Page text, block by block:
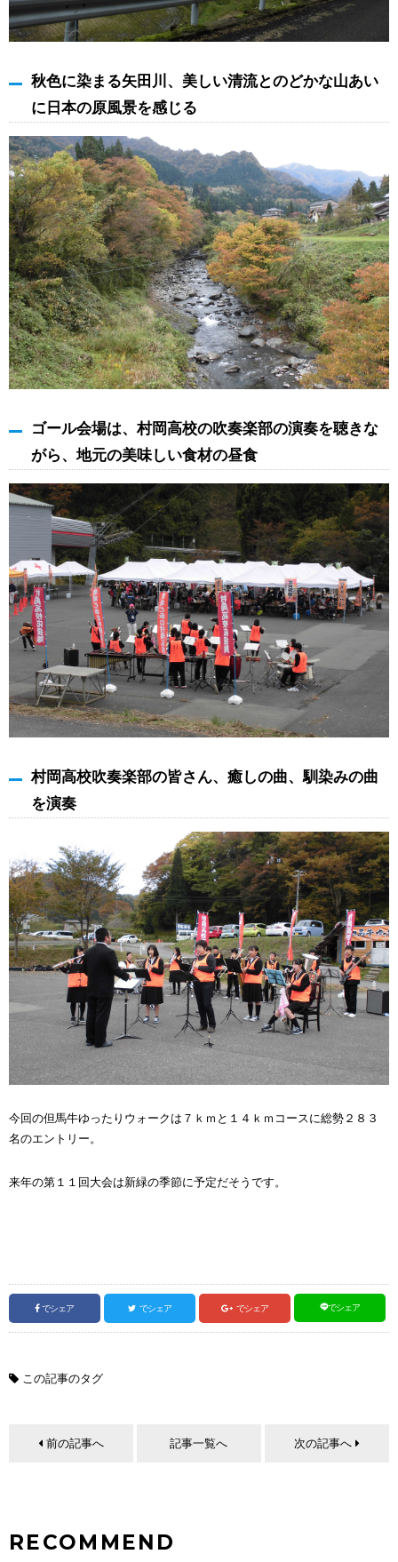
秋色に染まる矢田川、美しい清流とのどかな山あい
に日本の原風景を感じる
ゴール会場は、村岡高校の吹奏楽部の演奏を聴きな
がら、地元の美味しい食材の昼食
村岡高校吹奏楽部の皆さん、癒しの曲、馴染みの曲
を演奏
今回の但馬牛ゆったりウォークは７ｋｍと１４ｋｍコースに総勢２８３
名のエントリー。
来年の第１１回大会は新緑の季節に予定だそうです。
でシェア でシェア でシェア でシェア
この記事のタグ
前の記事へ 記事一覧へ 次の記事へ
RECOMMEND